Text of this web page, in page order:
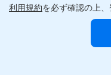
利用規約を必ず確認の上、